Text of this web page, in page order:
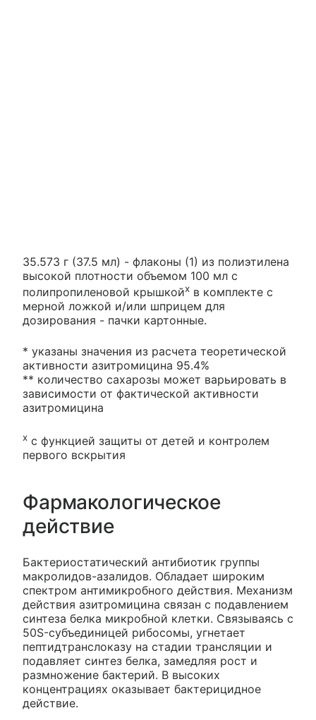
35.573 г (37.5 мл) - флаконы (1) из полиэтилена
высокой плотности объемом 100 мл с
полипропиленовой крышкойх в комплекте с
мерной ложкой и/или шприцем для
дозирования - пачки картонные.
* указаны значения из расчета теоретической
активности азитромицина 95.4%
** количество сахарозы может варьировать в
зависимости от фактической активности
азитромицина
х с функцией защиты от детей и контролем
первого вскрытия
Фармакологическое
действие
Бактериостатический антибиотик группы
макролидов-азалидов. Обладает широким
спектром антимикробного действия. Механизм
действия азитромицина связан с подавлением
синтеза белка микробной клетки. Связываясь с
50S-субъединицей рибосомы, угнетает
пептидтранслоказу на стадии трансляции и
подавляет синтез белка, замедляя рост и
размножение бактерий. В высоких
концентрациях оказывает бактерицидное
действие.